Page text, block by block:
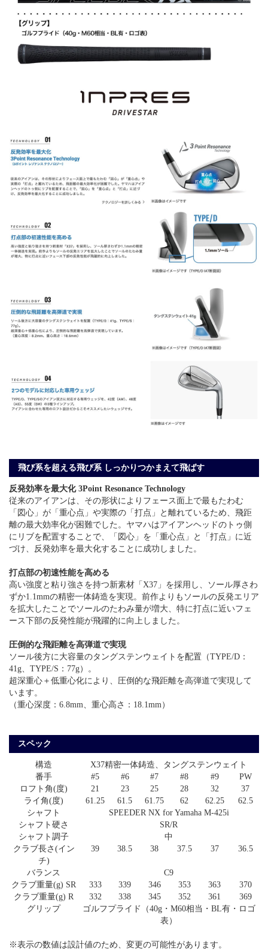
飛び系を超える飛び系 しっかりつかまえて飛ばす
反発効率を最大化 3Point Resonance Technology
従来のアイアンは、その形状によりフェース面上で最もたわむ
「図心」が「重心点」や実際の「打点」と離れているため、飛距
離の最大効率化が困難でした。ヤマハはアイアンヘッドのトゥ側
にリブを配置することで、「図心」を「重心点」と「打点」に近
づけ、反発効率を最大化することに成功しました。
打点部の初速性能を高める
高い強度と粘り強さを持つ新素材「X37」を採用し、ソール厚さわ
ずか1.1mmの精密一体鋳造を実現。前作よりもソールの反発エリア
を拡大したことでソールのたわみ量が増大、特に打点に近いフェ
ース下部の反発性能が飛躍的に向上しました。
圧倒的な飛距離を高弾道で実現
ソール後方に大容量のタングステンウェイトを配置（TYPE/D：
41g、TYPE/S：77g）。
超深重心＋低重心化により、圧倒的な飛距離を高弾道で実現して
います。
（重心深度：6.8mm、重心高さ：18.1mm）
スペック
構造
X37精密一体鋳造、タングステンウェイト
番手
#5 #6 #7 #8 #9
PW
ロフト角(度)
21 23 25 28 32
37
ライ角(度)
61.25 61.5 61.75 62 62.25
62.5
シャフト
SPEEDER NX for Yamaha M-425i
シャフト硬さ
SR/R
シャフト調子
中
クラブ長さ(イン
チ)
39 38.5 38 37.5 37 36.5
バランス
C9
クラブ重量(g) SR
333 339 346 353 363
370
クラブ重量(g) R
332 338 345 352 361
369
グリップ
ゴルフプライド（40g・M60相当・BL有・ロゴ
表）
※表示の数値は設計値のため、変更の可能性があります。